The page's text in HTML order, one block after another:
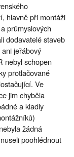
hlavně při montáži
průmyslových
dodavatelé staveb
jeřábový
nebyl schopen
protlačované
Ve
jim chyběla
a kladly
žádná
poohlédnout